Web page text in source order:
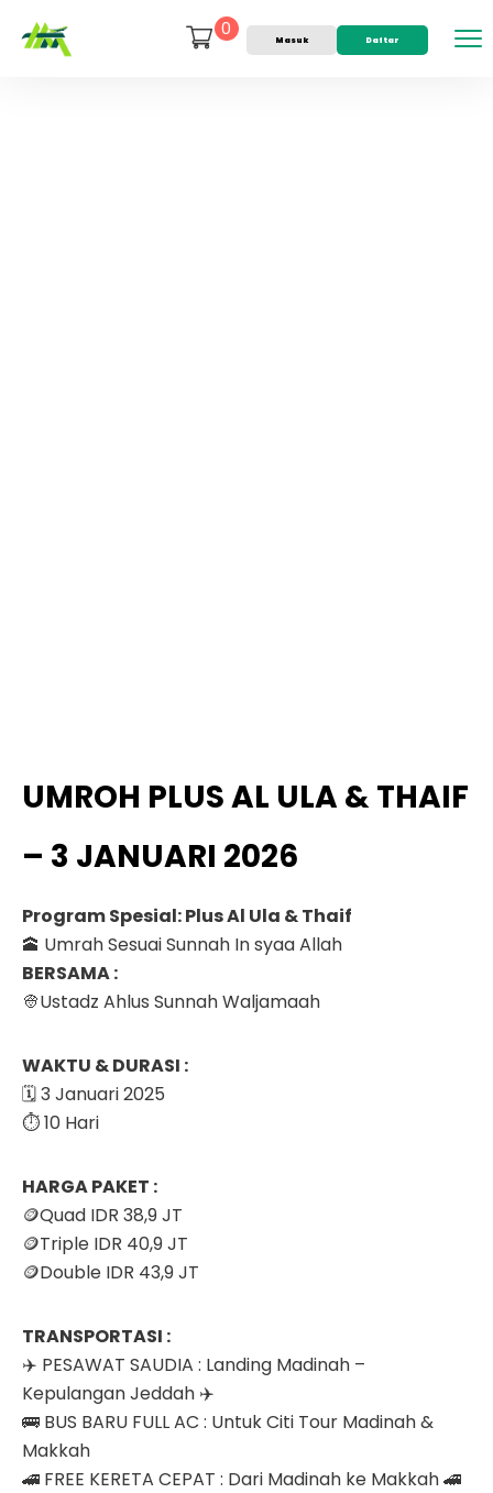
0 Masuk Daftar
UMROH PLUS AL ULA & THAIF
– 3 JANUARI 2026
Program Spesial: Plus Al Ula & Thaif
🕋 Umrah Sesuai Sunnah In syaa Allah
BERSAMA :
👳Ustadz Ahlus Sunnah Waljamaah
WAKTU & DURASI :
🗓️ 3 Januari 2025
⏱️ 10 Hari
HARGA PAKET :
🪙Quad IDR 38,9 JT
🪙Triple IDR 40,9 JT
🪙Double IDR 43,9 JT
TRANSPORTASI :
✈️ PESAWAT SAUDIA : Landing Madinah –
Kepulangan Jeddah ✈️
🚌 BUS BARU FULL AC : Untuk Citi Tour Madinah &
Makkah
🚄 FREE KERETA CEPAT : Dari Madinah ke Makkah 🚄